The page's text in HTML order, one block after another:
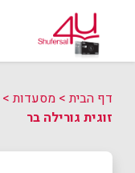
דף הבית> מסעדות>
זוגית גורילה בר